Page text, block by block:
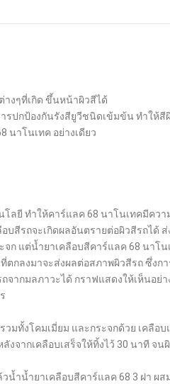
งๆที่เกิด ขึ้นหน้าผิวสีได้
ารปกป้องกันรังสียูวีชนิดเข้มข้น ทำให้
นาโนเทค อย่างเดียว
ลยี ทำให้คาร์แลค 68 นาโนเทคมีควา
สีรถจะเกิดผลอันตรายต่อผิวสีรถได้
จก แต่น้ำยาเคลือบสีคาร์แลค 68 นาโ
ตกลงมาจะส่งผลต่อสภาพผิวสีรถ ซึ่งก
ากมลภาวะได้ กราฟแสดงให้เห็นอย่
ทั้งโคมเมี่ยม และกระจกด้วย เคลือบ
ากเคลือบเสร็จให้ทิ้งไว้ 30 นาที จน
น้ำน้ำยาเคลือบสีคาร์แลค 68 3 ฝา ผ